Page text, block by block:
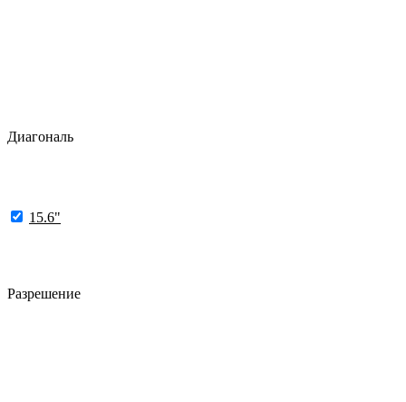
Диагональ
15.6"
Разрешение